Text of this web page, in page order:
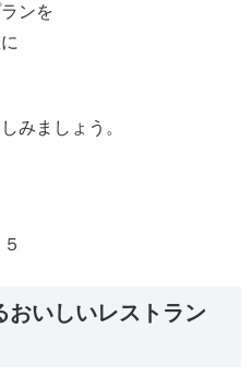
ンを
みましょう。
おいしいレストラン